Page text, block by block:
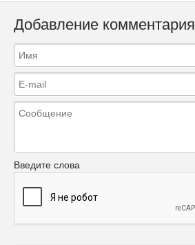
Добавление комментария
Введите слова